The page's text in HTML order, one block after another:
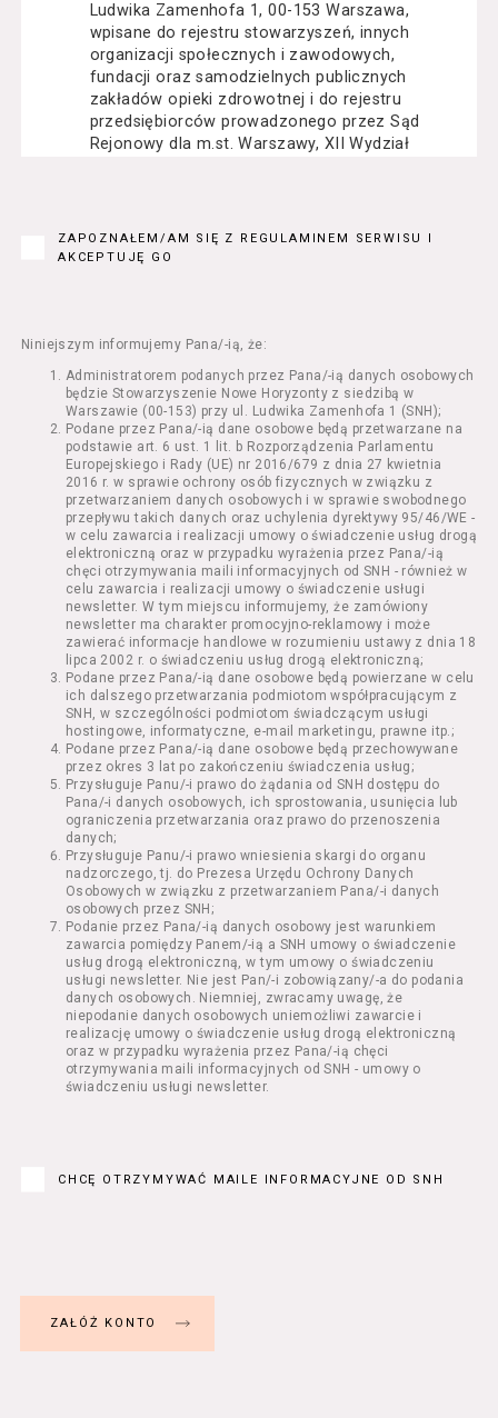
Ludwika Zamenhofa 1, 00-153 Warszawa,
wpisane do rejestru stowarzyszeń, innych
organizacji społecznych i zawodowych,
fundacji oraz samodzielnych publicznych
zakładów opieki zdrowotnej i do rejestru
przedsiębiorców prowadzonego przez Sąd
Rejonowy dla m.st. Warszawy, XII Wydział
Usługobiorca - osoba fizyczna, osoba prawna
lub jednostka organizacyjna nieposiadająca
Usługodawcę drogą elektroniczną z
wykorzystaniem Serwisu;
Seans – organizowany przez Usługodawcę
w Kinie Nowe Horyzonty we Wrocławiu (ul.
Kazimierza Wielkiego 19a-21) pokaz filmu nie
stanowiący części Wydarzenia;
Wydarzenie – organizowany przez
Usługodawcę w Kinie Nowe Horyzonty we
Wrocławiu (ul. Kazimierza Wielkiego 19a-21)
festiwal filmowy, przegląd filmowy, pokaz
specjalny, performance, opera, koncert lub
inna podobna impreza;
Kurs – zajęcia organizowane przez
Organizatora będące przedsięwzięciem o
charakterze edukacyjnym;
Bilety – dokumenty potwierdzające zawarcie
umowy z Usługodawcą i uprawniające do
wzięcia udziału w Seansie lub w części
określonego Wydarzenia;
Karnety – zestaw określonej liczby Biletów na
poszczególne części danego Wydarzenia lub
na całe Wydarzenie, przewidziany dla danego
Wydarzenia przez Usługodawcę;
Regulamin – niniejszy regulamin.
§ 2 Postanowienia ogólne
Regulamin określa zasady:
świadczenia Usługobiorcom Usług przez
Usługodawcę, z zastrzeżeniem usług, o
których mowa w ust. 2 pkt 4 i 5 poniżej,
których zasady świadczenia w zakresie
nieuregulowanym w Regulaminie precyzują
odrębne regulaminy,
przetwarzania przez Usługodawcę danych
następujące Usługi:
nabycia Biletów i Karnetów oraz
ZAPOZNAŁEM/AM SIĘ Z REGULAMINEM SERWISU I
AKCEPTUJĘ GO
Niniejszym informujemy Pana/-ią, że:
Administratorem podanych przez Pana/-ią danych osobowych
będzie Stowarzyszenie Nowe Horyzonty z siedzibą w
Warszawie (00-153) przy ul. Ludwika Zamenhofa 1 (SNH);
Podane przez Pana/-ią dane osobowe będą przetwarzane na
podstawie art. 6 ust. 1 lit. b Rozporządzenia Parlamentu
Europejskiego i Rady (UE) nr 2016/679 z dnia 27 kwietnia
2016 r. w sprawie ochrony osób fizycznych w związku z
przetwarzaniem danych osobowych i w sprawie swobodnego
przepływu takich danych oraz uchylenia dyrektywy 95/46/WE -
w celu zawarcia i realizacji umowy o świadczenie usług drogą
elektroniczną oraz w przypadku wyrażenia przez Pana/-ią
chęci otrzymywania maili informacyjnych od SNH - również w
celu zawarcia i realizacji umowy o świadczenie usługi
newsletter. W tym miejscu informujemy, że zamówiony
newsletter ma charakter promocyjno-reklamowy i może
zawierać informacje handlowe w rozumieniu ustawy z dnia 18
lipca 2002 r. o świadczeniu usług drogą elektroniczną;
Podane przez Pana/-ią dane osobowe będą powierzane w celu
ich dalszego przetwarzania podmiotom współpracującym z
SNH, w szczególności podmiotom świadczącym usługi
hostingowe, informatyczne, e-mail marketingu, prawne itp.;
Podane przez Pana/-ią dane osobowe będą przechowywane
przez okres 3 lat po zakończeniu świadczenia usług;
Przysługuje Panu/-i prawo do żądania od SNH dostępu do
Pana/-i danych osobowych, ich sprostowania, usunięcia lub
ograniczenia przetwarzania oraz prawo do przenoszenia
danych;
Przysługuje Panu/-i prawo wniesienia skargi do organu
nadzorczego, tj. do Prezesa Urzędu Ochrony Danych
Osobowych w związku z przetwarzaniem Pana/-i danych
osobowych przez SNH;
Podanie przez Pana/-ią danych osobowy jest warunkiem
zawarcia pomiędzy Panem/-ią a SNH umowy o świadczenie
usług drogą elektroniczną, w tym umowy o świadczeniu
usługi newsletter. Nie jest Pan/-i zobowiązany/-a do podania
danych osobowych. Niemniej, zwracamy uwagę, że
niepodanie danych osobowych uniemożliwi zawarcie i
realizację umowy o świadczenie usług drogą elektroniczną
oraz w przypadku wyrażenia przez Pana/-ią chęci
otrzymywania maili informacyjnych od SNH - umowy o
świadczeniu usługi newsletter.
CHCĘ OTRZYMYWAĆ MAILE INFORMACYJNE OD SNH